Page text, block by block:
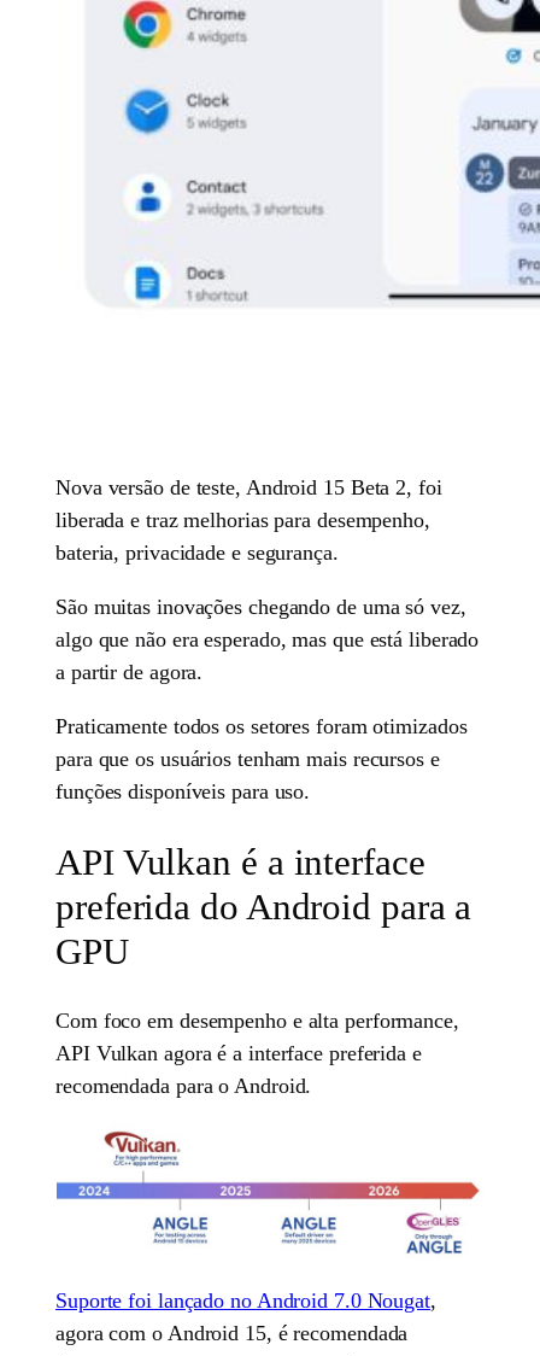
Nova versão de teste, Android 15 Beta 2, foi
liberada e traz melhorias para desempenho,
bateria, privacidade e segurança.
São muitas inovações chegando de uma só vez,
algo que não era esperado, mas que está liberado
a partir de agora.
Praticamente todos os setores foram otimizados
para que os usuários tenham mais recursos e
funções disponíveis para uso.
API Vulkan é a interface
preferida do Android para a
GPU
Com foco em desempenho e alta performance,
API Vulkan agora é a interface preferida e
recomendada para o Android.
Suporte foi lançado no Android 7.0 Nougat,
agora com o Android 15, é recomendada